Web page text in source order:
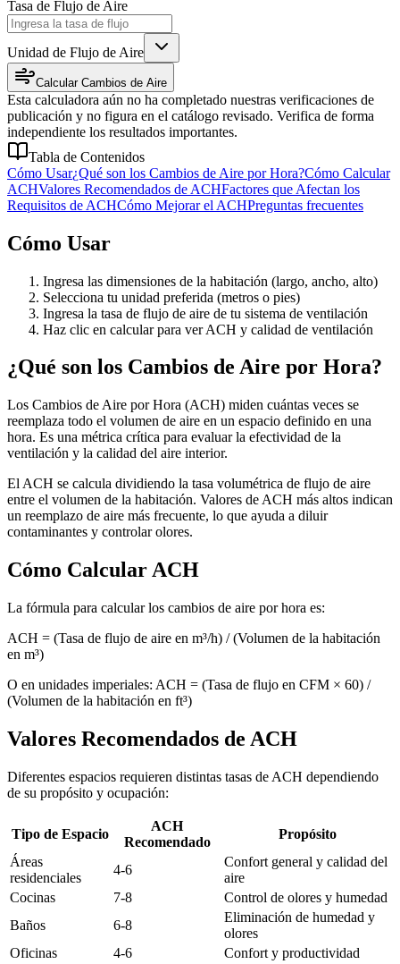
Tasa de Flujo de Aire
Unidad de Flujo de Aire
Calcular Cambios de Aire
Esta calculadora aún no ha completado nuestras verificaciones de
publicación y no figura en el catálogo revisado. Verifica de forma
independiente los resultados importantes.
Tabla de Contenidos
Cómo Usar¿Qué son los Cambios de Aire por Hora?Cómo Calcular
ACHValores Recomendados de ACHFactores que Afectan los
Requisitos de ACHCómo Mejorar el ACHPreguntas frecuentes
Cómo Usar
Ingresa las dimensiones de la habitación (largo, ancho, alto)
Selecciona tu unidad preferida (metros o pies)
Ingresa la tasa de flujo de aire de tu sistema de ventilación
Haz clic en calcular para ver ACH y calidad de ventilación
¿Qué son los Cambios de Aire por Hora?
Los Cambios de Aire por Hora (ACH) miden cuántas veces se
reemplaza todo el volumen de aire en un espacio definido en una
hora. Es una métrica crítica para evaluar la efectividad de la
ventilación y la calidad del aire interior.
El ACH se calcula dividiendo la tasa volumétrica de flujo de aire
entre el volumen de la habitación. Valores de ACH más altos indican
un reemplazo de aire más frecuente, lo que ayuda a diluir
contaminantes y controlar olores.
Cómo Calcular ACH
La fórmula para calcular los cambios de aire por hora es:
ACH = (Tasa de flujo de aire en m³/h) / (Volumen de la habitación
en m³)
O en unidades imperiales: ACH = (Tasa de flujo en CFM × 60) /
(Volumen de la habitación en ft³)
Valores Recomendados de ACH
Diferentes espacios requieren distintas tasas de ACH dependiendo
de su propósito y ocupación:
Tipo de Espacio
ACH
Recomendado
Propósito
Áreas
residenciales
4-6
Confort general y calidad del
aire
Cocinas
7-8
Control de olores y humedad
Baños
6-8
Eliminación de humedad y
olores
Oficinas
4-6 Confort y productividad